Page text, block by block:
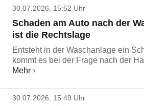
30.07.2026, 15:52 Uhr
Schaden am Auto nach der
ist die Rechtslage
Entsteht in der Waschanlage ein
kommt es bei der Frage nach der
Mehr
30.07.2026, 15:49 Uhr